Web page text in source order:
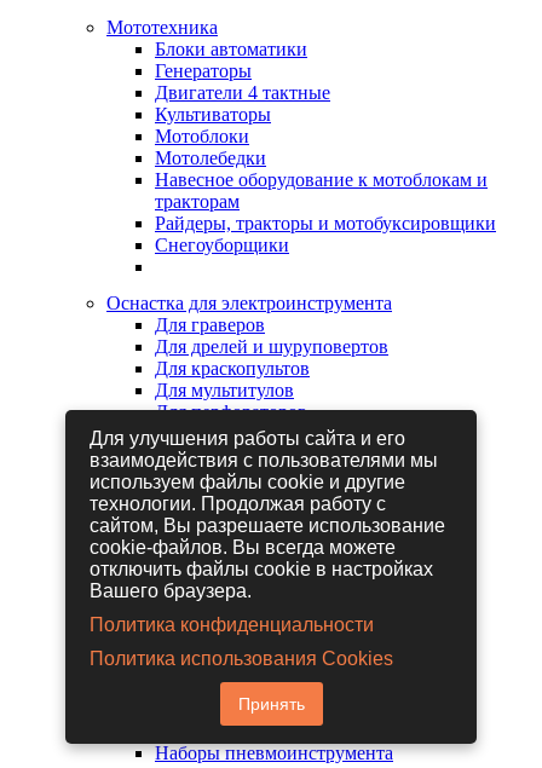
Мототехника
Блоки автоматики
Генераторы
Двигатели 4 тактные
Культиваторы
Мотоблоки
Мотолебедки
Навесное оборудование к мотоблокам и
тракторам
Райдеры, тракторы и мотобуксировщики
Снегоуборщики
Оснастка для электроинструмента
Для граверов
Для дрелей и шуруповертов
Для краскопультов
Для мультитулов
Для перфораторов
Для сабельных пил
Для строительных фенов
Для фрезеров
Для шлифовальных машин
Для электрических лобзиков
Для электрических ножниц
Для электрических пил
Для электрических рубанков
Гайковерты пневматические
Дрели пневматические
Другие пневмоинструменты
Заклепочники пневматические
Наборы пневмоинструмента
Для улучшения работы сайта и его
взаимодействия с пользователями мы
используем файлы cookie и другие
технологии. Продолжая работу с
сайтом, Вы разрешаете использование
cookie-файлов. Вы всегда можете
отключить файлы cookie в настройках
Вашего браузера.
Политика конфиденциальности
Политика использования Cookies
Принять